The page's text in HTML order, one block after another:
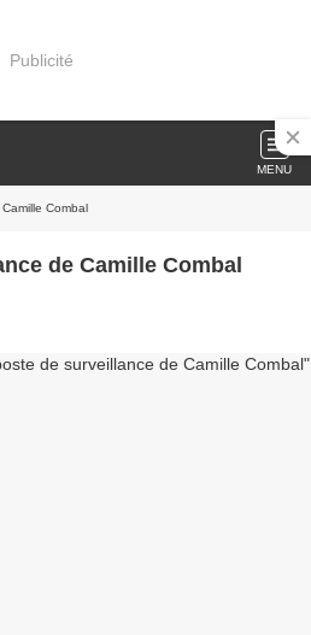
Publicité
MENU
Combal
de Camille Combal